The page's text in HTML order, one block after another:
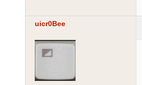
uicr0Bee